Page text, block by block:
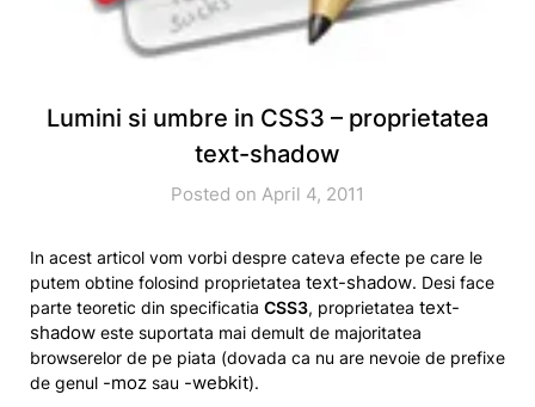
Lumini si umbre in CSS3 – proprietatea
text-shadow
Posted on April 4, 2011
In acest articol vom vorbi despre cateva efecte pe care le
putem obtine folosind proprietatea text-shadow. Desi face
parte teoretic din specificatia CSS3, proprietatea text-
shadow este suportata mai demult de majoritatea
browserelor de pe piata (dovada ca nu are nevoie de prefixe
de genul -moz sau -webkit).